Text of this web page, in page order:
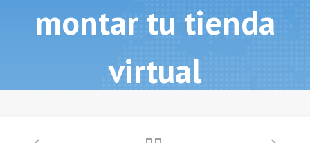
montar tu tienda
virtual